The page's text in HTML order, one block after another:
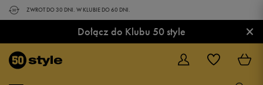
ZWROT DO 30 DNI. W KLUBIE DO 60 DNI.
Dołącz do Klubu 50 style ×